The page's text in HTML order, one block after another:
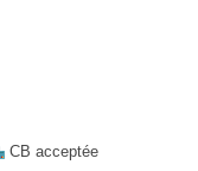
CB acceptée